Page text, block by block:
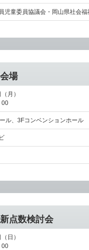
児童委員協議会・岡山県社会
場
月）
00
ル、3Fコンベンションホール
点数検討会
日）
00